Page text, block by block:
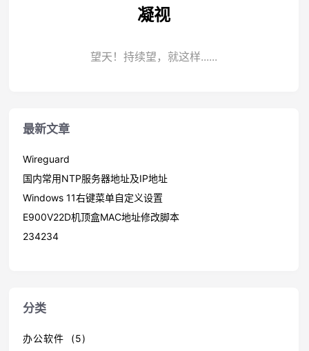
凝视
望天！持续望，就这样......
最新文章
Wireguard
国内常用NTP服务器地址及IP地址
Windows 11右键菜单自定义设置
E900V22D机顶盒MAC地址修改脚本
234234
分类
办公软件 (5)